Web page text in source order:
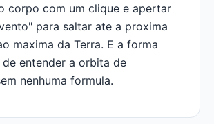
corpo com um clique e apertar
para saltar ate a proxima
maxima da Terra. E a forma
entender a orbita de
nenhuma formula.